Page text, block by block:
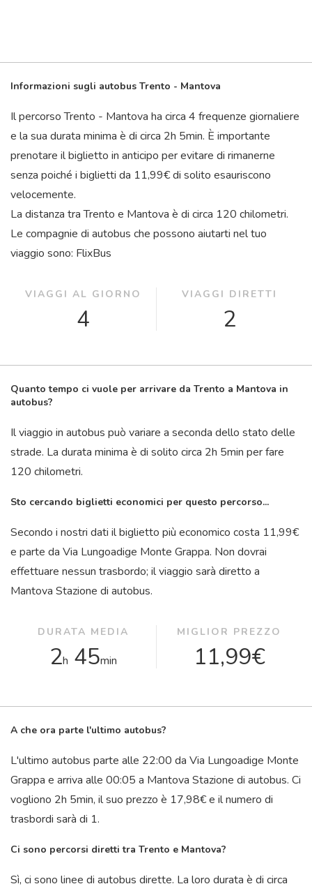
Informazioni sugli autobus Trento - Mantova
Il percorso Trento - Mantova ha circa 4 frequenze giornaliere
e la sua durata minima è di circa 2h 5min. È importante
prenotare il biglietto in anticipo per evitare di rimanerne
senza poiché i biglietti da 11,99€ di solito esauriscono
velocemente.
La distanza tra Trento e Mantova è di circa 120 chilometri.
Le compagnie di autobus che possono aiutarti nel tuo
viaggio sono: FlixBus
VIAGGI AL GIORNO
4
VIAGGI DIRETTI
2
Quanto tempo ci vuole per arrivare da Trento a Mantova in
autobus?
Il viaggio in autobus può variare a seconda dello stato delle
strade. La durata minima è di solito circa 2h 5min per fare
120 chilometri.
Sto cercando biglietti economici per questo percorso...
Secondo i nostri dati il ​​biglietto più economico costa 11,99€
e parte da Via Lungoadige Monte Grappa. Non dovrai
effettuare nessun trasbordo; il viaggio sarà diretto a
Mantova Stazione di autobus.
DURATA MEDIA
2h 45min
MIGLIOR PREZZO
11,99€
A che ora parte l'ultimo autobus?
L'ultimo autobus parte alle 22:00 da Via Lungoadige Monte
Grappa e arriva alle 00:05 a Mantova Stazione di autobus. Ci
vogliono 2h 5min, il suo prezzo è 17,98€ e il numero di
trasbordi sarà di 1.
Ci sono percorsi diretti tra Trento e Mantova?
Sì, ci sono linee di autobus dirette. La loro durata è di circa